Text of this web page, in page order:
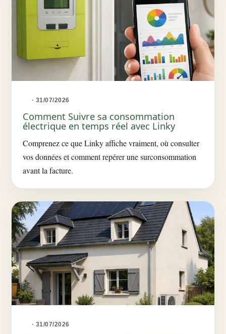
· 31/07/2026
Comment Suivre sa consommation
électrique en temps réel avec Linky
Comprenez ce que Linky affiche vraiment, où consulter
vos données et comment repérer une surconsommation
avant la facture.
· 31/07/2026